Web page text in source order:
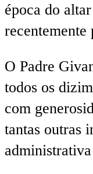
época do
O Padre
todos os
com
tantas outras